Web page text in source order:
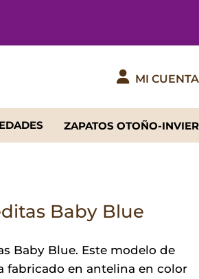
 MI CUENTA
ZAPATOS OTOÑO-
Baby Blue
Baby Blue. Este modelo de
fabricado en antelina en color